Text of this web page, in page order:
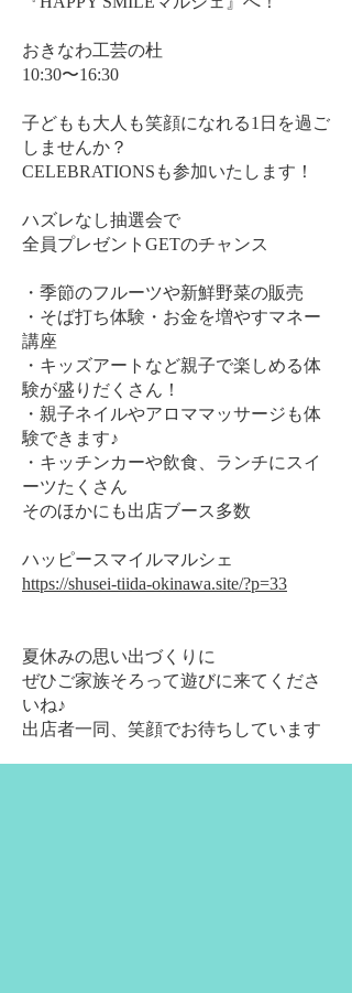
おきなわ工芸の杜
10:30〜16:30
子どもも大人も笑顔になれる1日を過ご
しませんか？
​CELEBRATIONSも参加いたします！
ハズレなし抽選会で
全員プレゼントGETのチャンス
・季節のフルーツや新鮮野菜の販売
・そば打ち体験・お金を増やすマネー
講座
・キッズアートなど親子で楽しめる体
験が盛りだくさん！
・親子ネイルやアロママッサージも体
験できます♪
・キッチンカーや飲食、ランチにスイ
ーツたくさん
そのほかにも出店ブース多数
ハッピースマイルマルシェ
https://shusei-tiida-okinawa.site/?p=33
夏休みの思い出づくりに
ぜひご家族そろって遊びに来てくださ
いね♪
出店者一同、笑顔でお待ちしています